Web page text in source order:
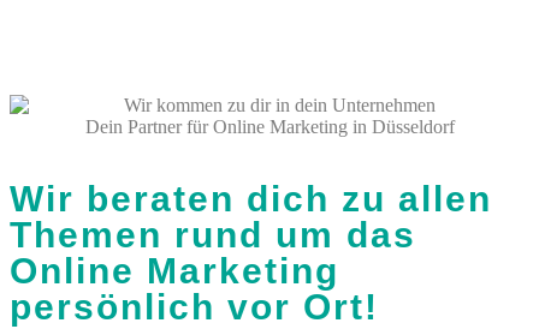
Dein Partner für Online Marketing in Düsseldorf
Wir beraten dich zu allen
Themen rund um das
Online Marketing
persönlich vor Ort!